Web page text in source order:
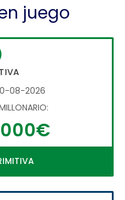
juego
08-2026